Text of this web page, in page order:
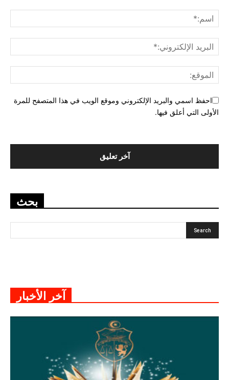
احفظ اسمي والبريد الإلكتروني وموقع الويب في هذا المتصفح للمرة
الأولى التي أعلق فيها.
بحث
آخر الأخبار